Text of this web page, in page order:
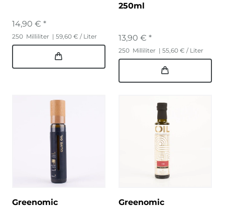
14,90 € *
250 Milliliter | 59,60 € / Liter
250ml
13,90 € *
250 Milliliter | 55,60 € / Liter
Greenomic
Greenomic